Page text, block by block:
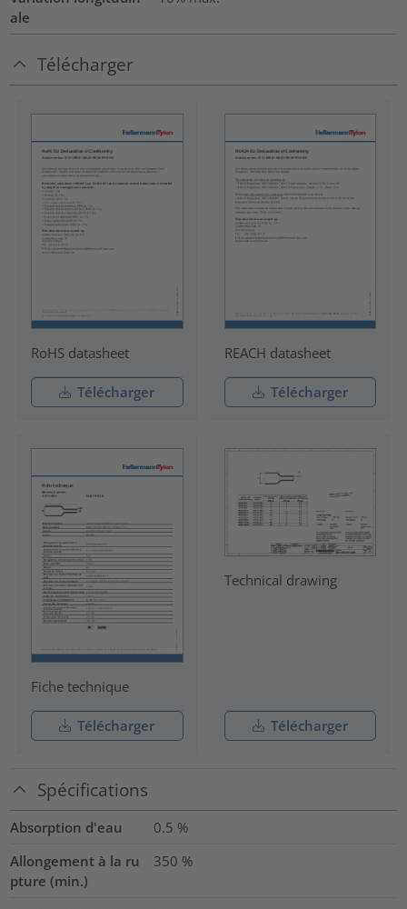
ale
Télécharger
RoHS datasheet
Télécharger
REACH datasheet
Télécharger
Fiche technique
Télécharger
Technical drawing
Télécharger
Spécifications
Absorption d'eau 0.5 %
Allongement à la ru
pture (min.)
350 %